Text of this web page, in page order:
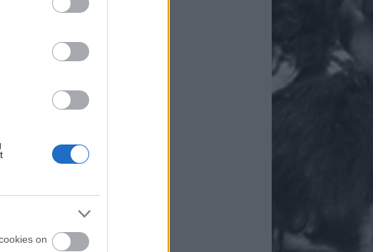
on
Archívum
2026 június
2026 május
2026 március
2026 február
2025 november
2025 október
2025 augusztus
Állandó oldalak